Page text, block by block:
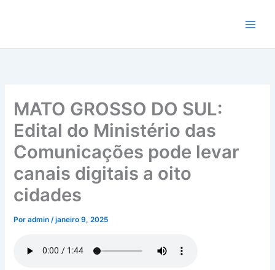
conteúdo
MATO GROSSO DO SUL:
Edital do Ministério das
Comunicações pode levar
canais digitais a oito
cidades
Poradmin/janeiro 9, 2025